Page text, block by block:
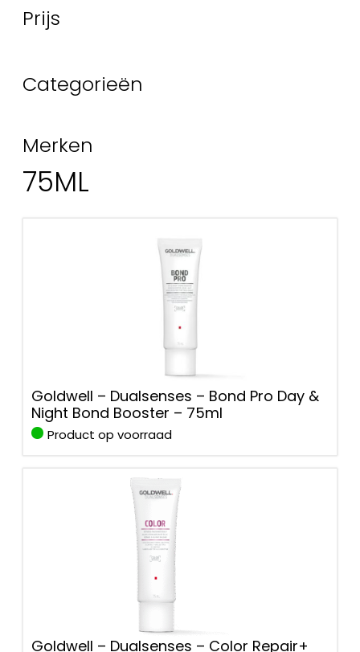
Prijs
Categorieën
Merken
75ML
Goldwell – Dualsenses – Bond Pro Day &
Night Bond Booster – 75ml
Product op voorraad
Goldwell – Dualsenses – Color Repair+